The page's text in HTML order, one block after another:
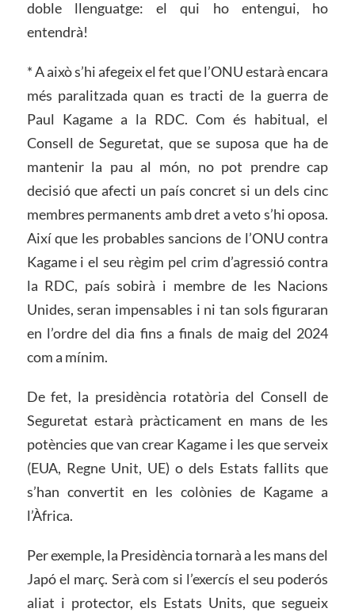
doble llenguatge: el qui ho entengui, ho
entendrà!
* A això s’hi afegeix el fet que l’ONU estarà encara
més paralitzada quan es tracti de la guerra de
Paul Kagame a la RDC. Com és habitual, el
Consell de Seguretat, que se suposa que ha de
mantenir la pau al món, no pot prendre cap
decisió que afecti un país concret si un dels cinc
membres permanents amb dret a veto s’hi oposa.
Així que les probables sancions de l’ONU contra
Kagame i el seu règim pel crim d’agressió contra
la RDC, país sobirà i membre de les Nacions
Unides, seran impensables i ni tan sols figuraran
en l’ordre del dia fins a finals de maig del 2024
com a mínim.
De fet, la presidència rotatòria del Consell de
Seguretat estarà pràcticament en mans de les
potències que van crear Kagame i les que serveix
(EUA, Regne Unit, UE) o dels Estats fallits que
s’han convertit en les colònies de Kagame a
l’Àfrica.
Per exemple, la Presidència tornarà a les mans del
Japó el març. Serà com si l’exercís el seu poderós
aliat i protector, els Estats Units, que segueix